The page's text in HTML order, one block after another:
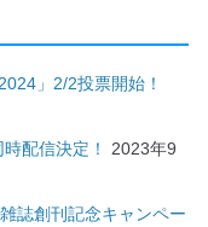
」2/2投票開始！
配信決定！
2023年9
誌創刊記念キャンペー